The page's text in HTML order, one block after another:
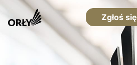
Zgłoś się